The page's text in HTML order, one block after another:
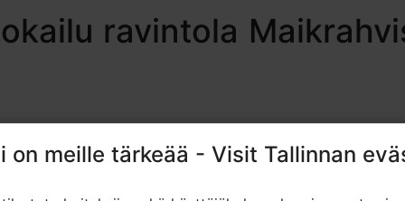
ravintola
on meille tärkeää - Visit Tallinnan
on meille tärkeää - Visit Tallinnan